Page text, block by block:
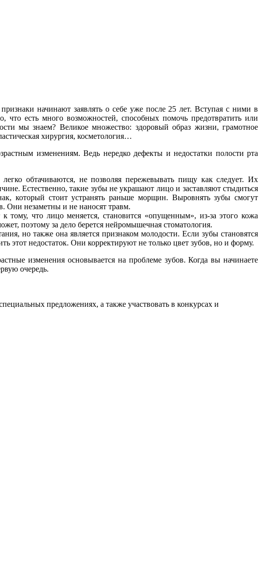
начинают заявлять о себе уже после 25 лет. Вступая с ними в
есть много возможностей, способных помочь предотвратить или
мы знаем? Великое множество: здоровый образ жизни, грамотное
хирургия, косметология…
изменениям. Ведь нередко дефекты и недостатки полости рта
обтачиваются, не позволяя пережевывать пищу как следует. Их
Естественно, такие зубы не украшают лицо и заставляют стыдиться
который стоит устранять раньше морщин. Выровнять зубы смогут
Они незаметны и не наносят травм.
что лицо меняется, становится «опущенным», из-за этого кожа
поэтому за дело берется нейромышечная стоматология.
но также она является признаком молодости. Если зубы становятся
недостаток. Они корректируют не только цвет зубов, но и форму.
изменения основывается на проблеме зубов. Когда вы начинаете
очередь.
предложениях, а также участвовать в конкурсах и